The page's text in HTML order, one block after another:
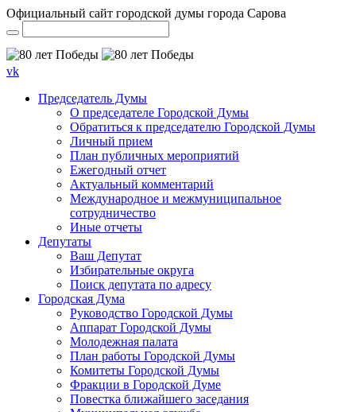
Официальный сайт городской думы города Сарова
vk
Председатель Думы
О председателе Городской Думы
Обратиться к председателю Городской Думы
Личный прием
План публичных мероприятий
Ежегодный отчет
Актуальный комментарий
Международное и межмуниципальное
сотрудничество
Иные отчеты
Депутаты
Ваш Депутат
Избирательные округа
Поиск депутата по адресу
Городская Дума
Руководство Городской Думы
Аппарат Городской Думы
Молодежная палата
План работы Городской Думы
Комитеты Городской Думы
Фракции в Городской Думе
Повестка ближайшего заседания